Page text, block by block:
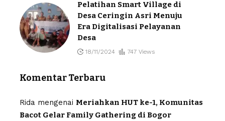
Pelatihan Smart Village di
Desa Ceringin Asri Menuju
Era Digitalisasi Pelayanan
Desa
18/11/2024 747 Views
Komentar Terbaru
Rida mengenai Meriahkan HUT ke-1, Komunitas
Bacot Gelar Family Gathering di Bogor